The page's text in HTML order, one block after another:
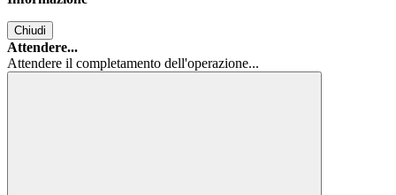
Chiudi
Attendere...
Attendere il completamento dell'operazione...